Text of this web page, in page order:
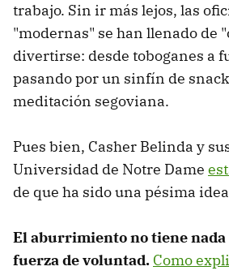
trabajo. Sin ir más lejos, las
"modernas" se han llenado de
divertirse: desde toboganes a
pasando por un sinfín de
meditación segoviana.
Pues bien, Casher Belinda y
Universidad de Notre Dame
de que ha sido una pésima
El aburrimiento no tiene nada
fuerza de voluntad. Como